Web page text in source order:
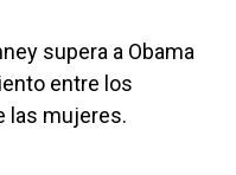
supera a Obama
entre los
las mujeres.